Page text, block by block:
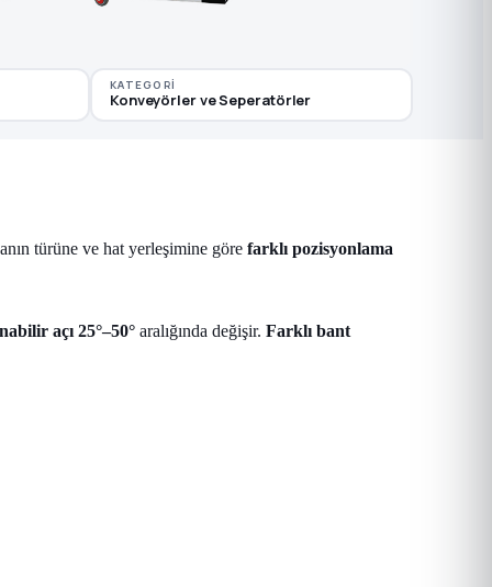
KATEGORI
Konveyörler ve Seperatörler
türüne ve hat yerleşimine göre farklı pozisyonlama
açı 25°–50° aralığında değişir. Farklı bant